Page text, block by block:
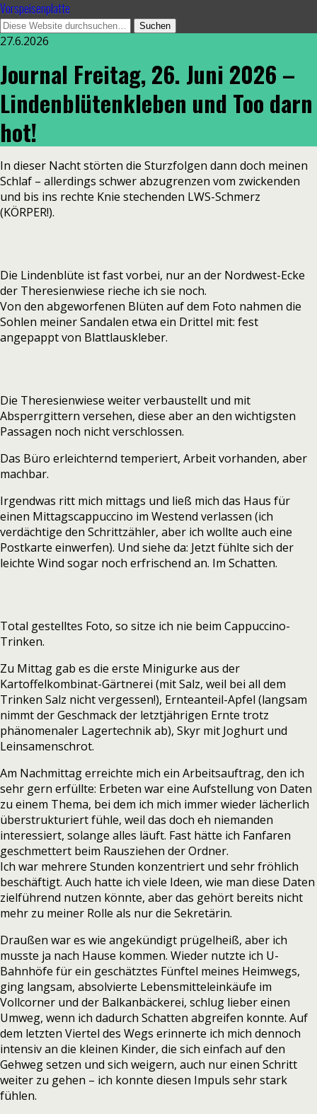
Vorspeisenplatte
27.6.2026
Journal Freitag, 26. Juni 2026 –
Lindenblütenkleben und Too darn
hot!
In dieser Nacht störten die Sturzfolgen dann doch meinen
Schlaf – allerdings schwer abzugrenzen vom zwickenden
und bis ins rechte Knie stechenden LWS-Schmerz
(KÖRPER!).
Die Lindenblüte ist fast vorbei, nur an der Nordwest-Ecke
der Theresienwiese rieche ich sie noch.
Von den abgeworfenen Blüten auf dem Foto nahmen die
Sohlen meiner Sandalen etwa ein Drittel mit: fest
angepappt von Blattlauskleber.
Die Theresienwiese weiter verbaustellt und mit
Absperrgittern versehen, diese aber an den wichtigsten
Passagen noch nicht verschlossen.
Das Büro erleichternd temperiert, Arbeit vorhanden, aber
machbar.
Irgendwas ritt mich mittags und ließ mich das Haus für
einen Mittagscappuccino im Westend verlassen (ich
verdächtige den Schrittzähler, aber ich wollte auch eine
Postkarte einwerfen). Und siehe da: Jetzt fühlte sich der
leichte Wind sogar noch erfrischend an. Im Schatten.
Total gestelltes Foto, so sitze ich nie beim Cappuccino-
Trinken.
Zu Mittag gab es die erste Minigurke aus der
Kartoffelkombinat-Gärtnerei (mit Salz, weil bei all dem
Trinken Salz nicht vergessen!), Ernteanteil-Apfel (langsam
nimmt der Geschmack der letztjährigen Ernte trotz
phänomenaler Lagertechnik ab), Skyr mit Joghurt und
Leinsamenschrot.
Am Nachmittag erreichte mich ein Arbeitsauftrag, den ich
sehr gern erfüllte: Erbeten war eine Aufstellung von Daten
zu einem Thema, bei dem ich mich immer wieder lächerlich
überstrukturiert fühle, weil das doch eh niemanden
interessiert, solange alles läuft. Fast hätte ich Fanfaren
geschmettert beim Rausziehen der Ordner.
Ich war mehrere Stunden konzentriert und sehr fröhlich
beschäftigt. Auch hatte ich viele Ideen, wie man diese Daten
zielführend nutzen könnte, aber das gehört bereits nicht
mehr zu meiner Rolle als nur die Sekretärin.
Draußen war es wie angekündigt prügelheiß, aber ich
musste ja nach Hause kommen. Wieder nutzte ich U-
Bahnhöfe für ein geschätztes Fünftel meines Heimwegs,
ging langsam, absolvierte Lebensmitteleinkäufe im
Vollcorner und der Balkanbäckerei, schlug lieber einen
Umweg, wenn ich dadurch Schatten abgreifen konnte. Auf
dem letzten Viertel des Wegs erinnerte ich mich dennoch
intensiv an die kleinen Kinder, die sich einfach auf den
Gehweg setzen und sich weigern, auch nur einen Schritt
weiter zu gehen – ich konnte diesen Impuls sehr stark
fühlen.